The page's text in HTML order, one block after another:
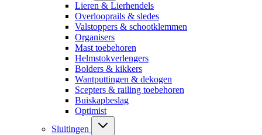
Lieren & Lierhendels
Overlooprails & sledes
Valstoppers & schootklemmen
Organisers
Mast toebehoren
Helmstokverlengers
Bolders & kikkers
Wantputtingen & dekogen
Scepters & railing toebehoren
Buiskapbeslag
Optimist
Sluitingen